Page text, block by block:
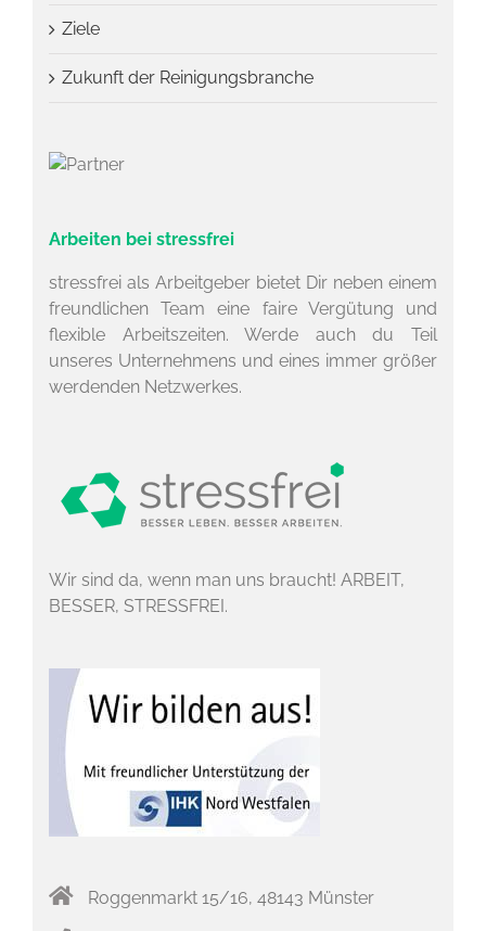
Ziele
Zukunft der Reinigungsbranche
Arbeiten bei stressfrei
stressfrei als Arbeitgeber bietet Dir neben einem
freundlichen Team eine faire Vergütung und
flexible Arbeitszeiten. Werde auch du Teil
unseres Unternehmens und eines immer größer
werdenden Netzwerkes.
Wir sind da, wenn man uns braucht! ARBEIT,
BESSER, STRESSFREI.
Roggenmarkt 15/16, 48143 Münster